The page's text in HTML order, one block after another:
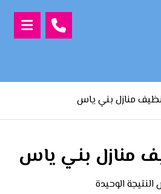
منازل بني ياس
منازل بني ياس
الوحيدة